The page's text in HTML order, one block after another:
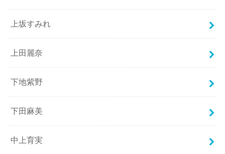
上坂すみれ
上田麗奈
下地紫野
下田麻美
中上育実